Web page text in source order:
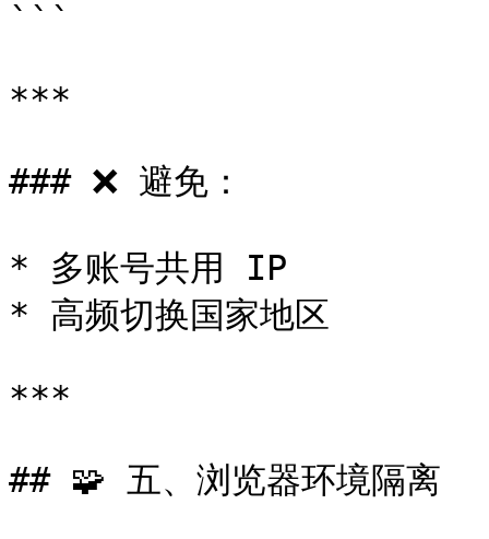
```
***
### ❌ 避免：
* 多账号共用 IP
* 高频切换国家地区
***
## 🧩 五、浏览器环境隔离